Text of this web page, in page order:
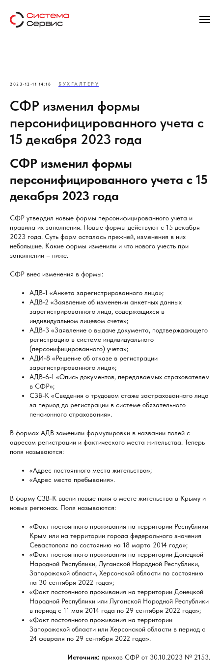
2023-12-11 14:18 БУХГАЛТЕРУ
СФР изменил формы
персонифицированного учета с
15 декабря 2023 года
СФР изменил формы
персонифицированного учета с 15
декабря 2023 года
СФР утвердил новые формы персонифицированного учета и
правила их заполнения. Новые формы действуют с 15 декабря
2023 года. Суть форм осталась прежней, изменения в них
небольшие. Какие формы изменили и что нового учесть при
заполнении – ниже.
СФР внес изменения в формы:
АДВ-1 «Анкета зарегистрированного лица»;
АДВ-2 «Заявление об изменении анкетных данных
зарегистрированного лица, содержащихся в
индивидуальном лицевом счете»;
АДВ-3 «Заявление о выдаче документа, подтверждающего
регистрацию в системе индивидуального
(персонифицированного) учета»;
АДИ-8 «Решение об отказе в регистрации
зарегистрированного лица»;
АДВ-6-1 «Опись документов, передаваемых страхователем
в СФР»;
СЗВ-К «Сведения о трудовом стаже застрахованного лица
за период до регистрации в системе обязательного
пенсионного страхования».
В формах АДВ заменили формулировки в названии полей с
адресом регистрации и фактического места жительства. Теперь
поля называются:
«Адрес постоянного места жительства»;
«Адрес места пребывания».
В форму СЗВ-К ввели новые поля о месте жительства в Крыму и
новых регионах. Поля называются:
«Факт постоянного проживания на территории Республики
Крым или на территории города федерального значения
Севастополя по состоянию на 18 марта 2014 года»;
«Факт постоянного проживания на территории Донецкой
Народной Республики, Луганской Народной Республики,
Запорожской области, Херсонской области по состоянию
на 30 сентября 2022 года»;
«Факт постоянного проживания на территории Донецкой
Народной Республики или Луганской Народной Республики
в период с 11 мая 2014 года по 29 сентября 2022 года»;
«Факт постоянного проживания на территории
Запорожской области или Херсонской области в период с
24 февраля по 29 сентября 2022 года».
Источник: приказ СФР от 30.10.2023 № 2153.